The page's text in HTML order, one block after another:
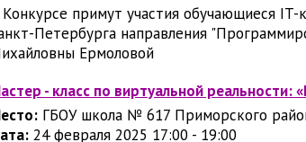
Конкурсе примут участия обучающиеся
Петербурга направления
Ермоловой
- класс по виртуальной реальности:
ГБОУ школа № 617 Приморского
24 февраля 2025 17:00 - 19:00